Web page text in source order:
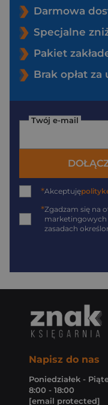
Darmowa
Specjalne
Pakiet
Brak opłat
Twój e-mail
*Akceptuję
*Zgadzam się na
marketingowych
zasadach
Napisz do nas
Poniedziałek -
8:00 - 18:00
[email protected]